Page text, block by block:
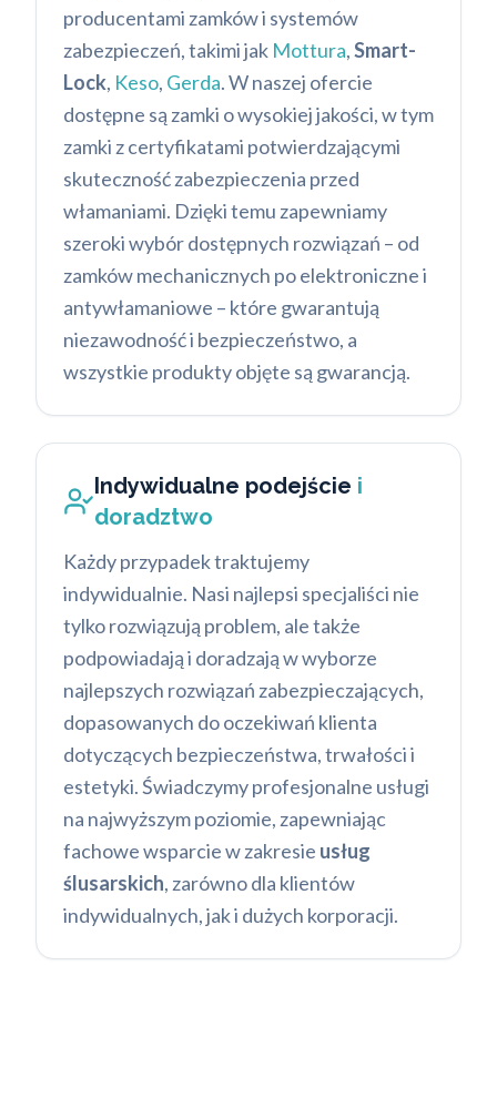
producentami zamków i systemów
zabezpieczeń, takimi jak Mottura,Smart-
Lock, Keso, Gerda. W naszej ofercie
dostępne są zamki o wysokiej jakości, w tym
zamki z certyfikatami potwierdzającymi
skuteczność zabezpieczenia przed
włamaniami. Dzięki temu zapewniamy
szeroki wybór dostępnych rozwiązań – od
zamków mechanicznych po elektroniczne i
antywłamaniowe – które gwarantują
niezawodność i bezpieczeństwo, a
wszystkie produkty objęte są gwarancją.
Indywidualne podejście i
doradztwo
Każdy przypadek traktujemy
indywidualnie. Nasi najlepsi specjaliści nie
tylko rozwiązują problem, ale także
podpowiadają i doradzają w wyborze
najlepszych rozwiązań zabezpieczających,
dopasowanych do oczekiwań klienta
dotyczących bezpieczeństwa, trwałości i
estetyki. Świadczymy profesjonalne usługi
na najwyższym poziomie, zapewniając
fachowe wsparcie w zakresie usług
ślusarskich, zarówno dla klientów
indywidualnych, jak i dużych korporacji.